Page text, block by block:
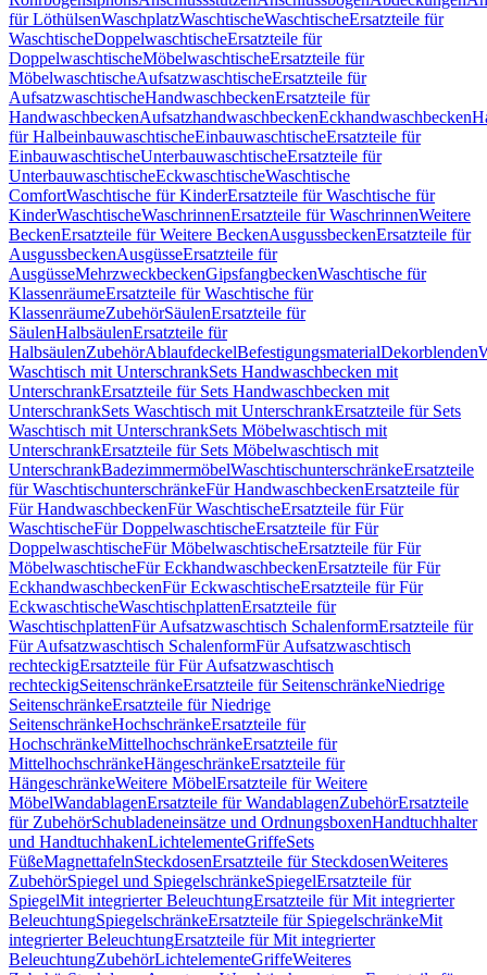
für LöthülsenWaschplatzWaschtischeWaschtischeErsatzteile für
WaschtischeDoppelwaschtischeErsatzteile für
DoppelwaschtischeMöbelwaschtischeErsatzteile für
MöbelwaschtischeAufsatzwaschtischeErsatzteile für
AufsatzwaschtischeHandwaschbeckenErsatzteile für
HandwaschbeckenAufsatzhandwaschbeckenEckhandwaschbecken
für HalbeinbauwaschtischeEinbauwaschtischeErsatzteile für
EinbauwaschtischeUnterbauwaschtischeErsatzteile für
UnterbauwaschtischeEckwaschtischeWaschtische
ComfortWaschtische für KinderErsatzteile für Waschtische für
KinderWaschtischeWaschrinnenErsatzteile für WaschrinnenWeitere
BeckenErsatzteile für Weitere BeckenAusgussbeckenErsatzteile für
AusgussbeckenAusgüsseErsatzteile für
AusgüsseMehrzweckbeckenGipsfangbeckenWaschtische für
KlassenräumeErsatzteile für Waschtische für
KlassenräumeZubehörSäulenErsatzteile für
SäulenHalbsäulenErsatzteile für
HalbsäulenZubehörAblaufdeckelBefestigungsmaterialDekorblenden
Waschtisch mit UnterschrankSets Handwaschbecken mit
UnterschrankErsatzteile für Sets Handwaschbecken mit
UnterschrankSets Waschtisch mit UnterschrankErsatzteile für Sets
Waschtisch mit UnterschrankSets Möbelwaschtisch mit
UnterschrankErsatzteile für Sets Möbelwaschtisch mit
UnterschrankBadezimmermöbelWaschtischunterschränkeErsatzteile
für WaschtischunterschränkeFür HandwaschbeckenErsatzteile für
Für HandwaschbeckenFür WaschtischeErsatzteile für Für
WaschtischeFür DoppelwaschtischeErsatzteile für Für
DoppelwaschtischeFür MöbelwaschtischeErsatzteile für Für
MöbelwaschtischeFür EckhandwaschbeckenErsatzteile für Für
EckhandwaschbeckenFür EckwaschtischeErsatzteile für Für
EckwaschtischeWaschtischplattenErsatzteile für
WaschtischplattenFür Aufsatzwaschtisch SchalenformErsatzteile für
Für Aufsatzwaschtisch SchalenformFür Aufsatzwaschtisch
rechteckigErsatzteile für Für Aufsatzwaschtisch
rechteckigSeitenschränkeErsatzteile für SeitenschränkeNiedrige
SeitenschränkeErsatzteile für Niedrige
SeitenschränkeHochschränkeErsatzteile für
HochschränkeMittelhochschränkeErsatzteile für
MittelhochschränkeHängeschränkeErsatzteile für
HängeschränkeWeitere MöbelErsatzteile für Weitere
MöbelWandablagenErsatzteile für WandablagenZubehörErsatzteile
für ZubehörSchubladeneinsätze und OrdnungsboxenHandtuchhalter
und HandtuchhakenLichtelementeGriffeSets
FüßeMagnettafelnSteckdosenErsatzteile für SteckdosenWeiteres
ZubehörSpiegel und SpiegelschränkeSpiegelErsatzteile für
SpiegelMit integrierter BeleuchtungErsatzteile für Mit integrierter
BeleuchtungSpiegelschränkeErsatzteile für SpiegelschränkeMit
integrierter BeleuchtungErsatzteile für Mit integrierter
BeleuchtungZubehörLichtelementeGriffeWeiteres